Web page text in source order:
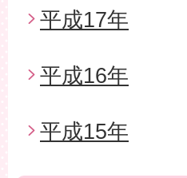
平成17年
平成16年
平成15年